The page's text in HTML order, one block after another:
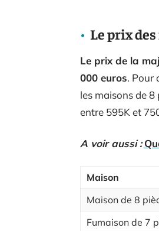
Le prix
Le prix de la
000 euros. Pour
les maisons de
entre 595K et
A voir aussi :
Maison
Maison de 8
Fumaison de 7